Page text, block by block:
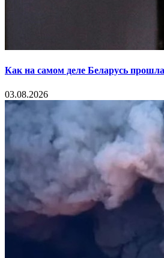
Как на самом деле Беларусь
03.08.2026